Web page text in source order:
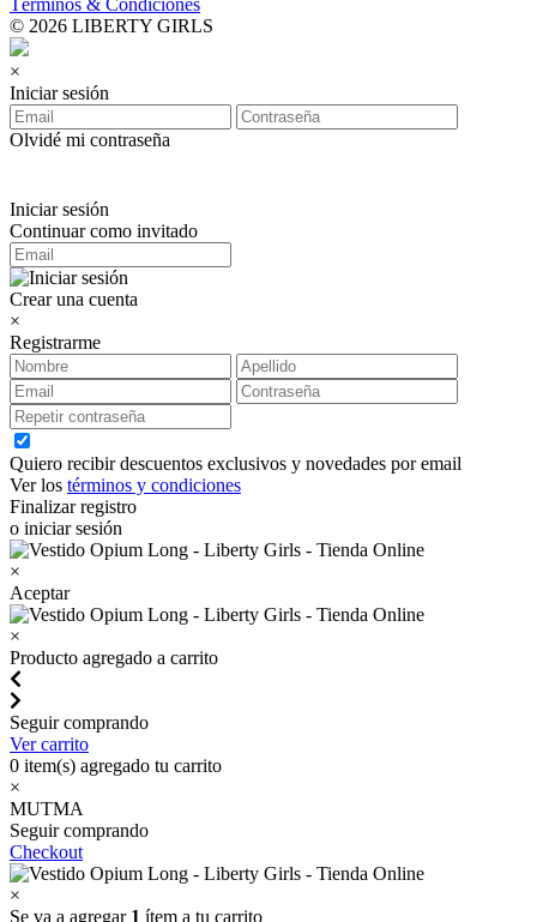
Términos & Condiciones
© 2026 LIBERTY GIRLS
×
Iniciar sesión
Olvidé mi contraseña
Iniciar sesión
Continuar como invitado
Crear una cuenta
×
Registrarme
Quiero recibir descuentos exclusivos y novedades por email
Ver los términos y condiciones
Finalizar registro
o iniciar sesión
×
Aceptar
×
Producto agregado a carrito
Seguir comprando
Ver carrito
0 item(s) agregado tu carrito
×
MUTMA
Seguir comprando
Checkout
×
Se va a agregar 1 ítem a tu carrito